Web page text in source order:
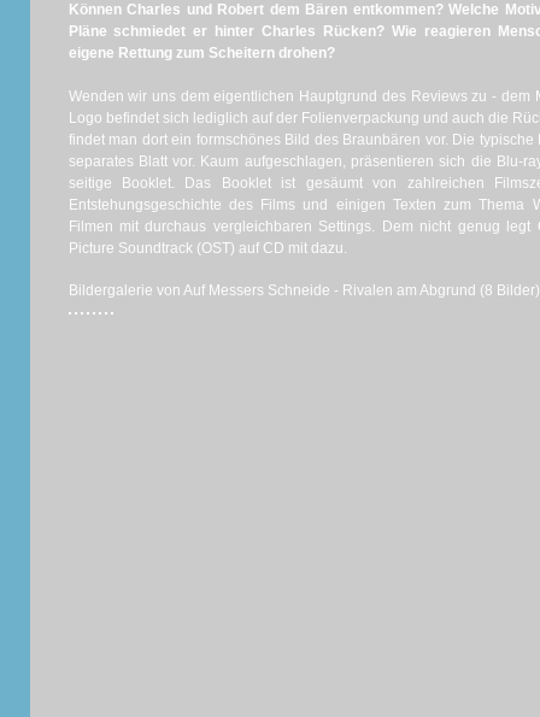
Können Charles und Robert dem Bären entkommen? Welche
Pläne schmiedet er hinter Charles Rücken? Wie reagieren
eigene Rettung zum Scheitern drohen?
Wenden wir uns dem eigentlichen Hauptgrund des Reviews zu - dem
Logo befindet sich lediglich auf der Folienverpackung und auch die
findet man dort ein formschönes Bild des Braunbären vor. Die
separates Blatt vor. Kaum aufgeschlagen, präsentieren sich die Blu-
seitige Booklet. Das Booklet ist gesäumt von zahlreichen
Entstehungsgeschichte des Films und einigen Texten zum Thema
Filmen mit durchaus vergleichbaren Settings. Dem nicht genug
Picture Soundtrack (OST) auf CD mit dazu.
Bildergalerie von Auf Messers Schneide - Rivalen am Abgrund (8 Bilder)